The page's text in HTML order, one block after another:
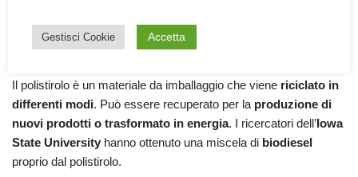
Generalmente è indicato anche con il numero 6 all’ interno del
simbolo triangolare del riciclo o all’interno del simbolo circolare.
Il polistirolo è un materiale da imballaggio che viene riciclato in
differenti modi. Può essere recuperato per la produzione di
nuovi prodotti o trasformato in energia. I ricercatori dell’Iowa
State University hanno ottenuto una miscela di biodiesel
proprio dal polistirolo.
Gestisci Cookie Accetta